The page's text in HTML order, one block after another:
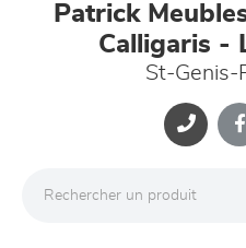
Patrick
Calligaris -
St-Genis-